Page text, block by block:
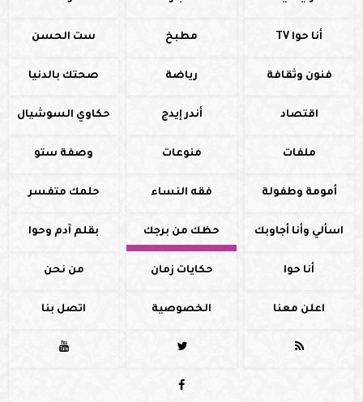
أنا حوا TV مطبخ ست الحسن
فنون وثقافة رياضة صحتك بالدنيا
اقتصاد أندر إيدج حكاوي السوشيال
ملفات منوعات وصفة ستو
أمومة وطفولة فقه النساء حلمك متفسر
اسألي وأنا أجاوبك حظك من برجك بقلم آدم وحوا
أنا حوا حكايات زمان من نحن
اعلن معنا الخصوصية اتصل بنا



